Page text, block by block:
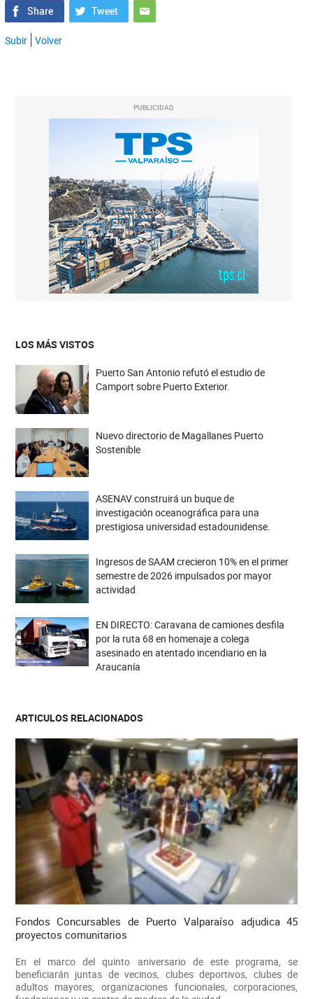
Subir Volver
PUBLICIDAD
LOS MÁS VISTOS
Puerto San Antonio refutó el estudio de
Camport sobre Puerto Exterior.
Nuevo directorio de Magallanes Puerto
Sostenible
ASENAV construirá un buque de
investigación oceanográfica para una
prestigiosa universidad estadounidense.
Ingresos de SAAM crecieron 10% en el primer
semestre de 2026 impulsados por mayor
actividad
EN DIRECTO: Caravana de camiones desfila
por la ruta 68 en homenaje a colega
asesinado en atentado incendiario en la
Araucanía
ARTICULOS RELACIONADOS
Fondos Concursables de Puerto Valparaíso adjudica 45
proyectos comunitarios
En el marco del quinto aniversario de este programa, se
beneficiarán juntas de vecinos, clubes deportivos, clubes de
adultos mayores, organizaciones funcionales, corporaciones,